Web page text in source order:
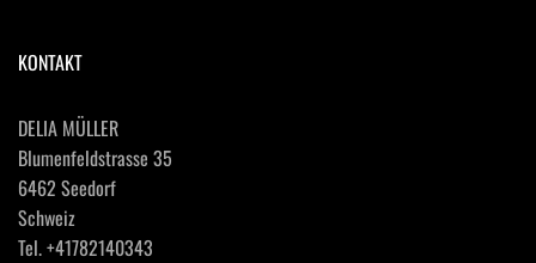
KONTAKT
DELIA MÜLLER
Blumenfeldstrasse 35
6462 Seedorf
Schweiz
Tel. +41782140343